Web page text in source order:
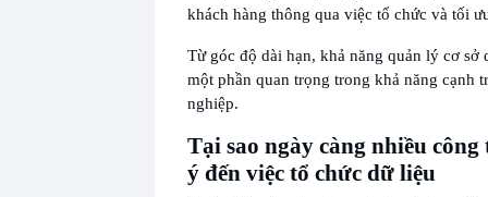
khách hàng thông qua việc tổ chức và tối
Từ góc độ dài hạn, khả năng quản lý cơ sở
một phần quan trọng trong khả năng cạnh
nghiệp.
Tại sao ngày càng nhiều
ý đến việc tổ chức dữ liệu